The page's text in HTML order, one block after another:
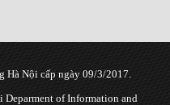
Hà Nội cấp ngày 09/3/2017.
of Information and